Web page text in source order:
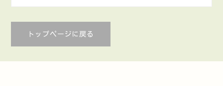
トップページに戻る